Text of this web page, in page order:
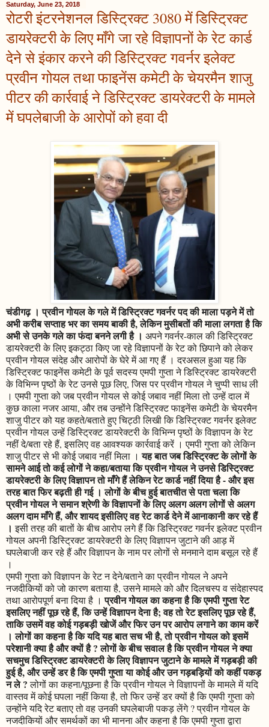
Saturday, June 23, 2018
रोटरी इंटरनेशनल डिस्ट्रिक्ट 3080 में डिस्ट्रिक्ट
डायरेक्टरी के लिए माँगे जा रहे विज्ञापनों के रेट कार्ड
देने से इंकार करने की डिस्ट्रिक्ट गवर्नर इलेक्ट
प्रवीन गोयल तथा फाइनेंस कमेटी के चेयरमैन शाजु
पीटर की कार्रवाई ने डिस्ट्रिक्ट डायरेक्टरी के मामले
में घपलेबाजी के आरोपों को हवा दी
चंडीगढ़ । प्रवीन गोयल के गले में डिस्ट्रिक्ट गवर्नर पद की माला पड़ने में तो
अभी करीब सप्ताह भर का समय बाकी है, लेकिन मुसीबतों की माला लगता है कि
अभी से उनके गले का फंदा बनने लगी है । अपने गवर्नर-काल की डिस्ट्रिक्ट
डायरेक्टरी के लिए इकट्ठा किए जा रहे विज्ञापनों के रेट को छिपाने को लेकर
प्रवीन गोयल संदेह और आरोपों के घेरे में आ गए हैं । दरअसल हुआ यह कि
डिस्ट्रिक्ट फाइनेंस कमेटी के पूर्व सदस्य एमपी गुप्ता ने डिस्ट्रिक्ट डायरेक्टरी
के विभिन्न पृष्ठों के रेट उनसे पूछ लिए, जिस पर प्रवीन गोयल ने चुप्पी साध ली
। एमपी गुप्ता को जब प्रवीन गोयल से कोई जबाव नहीं मिला तो उन्हें दाल में
कुछ काला नजर आया, और तब उन्होंने डिस्ट्रिक्ट फाइनेंस कमेटी के चेयरमैन
शाजु पीटर को यह कहते/बताते हुए चिट्ठी लिखी कि डिस्ट्रिक्ट गवर्नर इलेक्ट
प्रवीन गोयल उन्हें डिस्ट्रिक्ट डायरेक्टरी के विभिन्न पृष्ठों के विज्ञापन के रेट
नहीं दे/बता रहे हैं, इसलिए वह आवश्यक कार्रवाई करें । एमपी गुप्ता को लेकिन
शाजु पीटर से भी कोई जबाव नहीं मिला ।यह बात जब डिस्ट्रिक्ट के लोगों के
सामने आई तो कई लोगों ने कहा/बताया कि प्रवीन गोयल ने उनसे डिस्ट्रिक्ट
डायरेक्टरी के लिए विज्ञापन तो माँगे हैं लेकिन रेट कार्ड नहीं दिया है - और इस
तरह बात फिर बढ़ती ही गई । लोगों के बीच हुई बातचीत से पता चला कि
प्रवीन गोयल ने समान श्रेणी के विज्ञापनों के लिए अलग अलग लोगों से अलग
अलग दाम माँगे हैं, और शायद इसीलिए वह रेट कार्ड देने में आनाकानी कर रहे हैं
। इसी तरह की बातों के बीच आरोप लगे हैं कि डिस्ट्रिक्ट गवर्नर इलेक्ट प्रवीन
गोयल अपनी डिस्ट्रिक्ट डायरेक्टरी के लिए विज्ञापन जुटाने की आड़ में
घपलेबाजी कर रहे हैं और विज्ञापन के नाम पर लोगों से मनमाने दाम बसूल रहे हैं
।
एमपी गुप्ता को विज्ञापन के रेट न देने/बताने का प्रवीन गोयल ने अपने
नजदीकियों को जो कारण बताया है, उसने मामले को और दिलचस्प व संदेहास्पद
तथा आरोपपूर्ण बना दिया है ।प्रवीन गोयल का कहना है कि एमपी गुप्ता रेट
इसलिए नहीं पूछ रहे हैं, कि उन्हें विज्ञापन देना है; वह तो रेट इसलिए पूछ रहे हैं,
ताकि उसमें वह कोई गड़बड़ी खोजें और फिर उन पर आरोप लगाने का काम करें
। लोगों का कहना है कि यदि यह बात सच भी है, तो प्रवीन गोयल को इसमें
परेशानी क्या है और क्यों है ? लोगों के बीच सवाल है कि प्रवीन गोयल ने क्या
सचमुच डिस्ट्रिक्ट डायरेक्टरी के लिए विज्ञापन जुटाने के मामले में गड़बड़ी की
हुई है, और उन्हें डर है कि एमपी गुप्ता या कोई और उन गड़बड़ियों को कहीं पकड़
न ले ?लोगों का कहना/पूछना है कि प्रवीन गोयल ने विज्ञापनों के मामले में यदि
वास्तव में कोई घपला नहीं किया है, तो फिर उन्हें डर क्यों है कि एमपी गुप्ता को
उन्होंने यदि रेट बताए तो वह उनकी घपलेबाजी पकड़ लेंगे ? प्रवीन गोयल के
नजदीकियों और समर्थकों का भी मानना और कहना है कि एमपी गुप्ता द्वारा